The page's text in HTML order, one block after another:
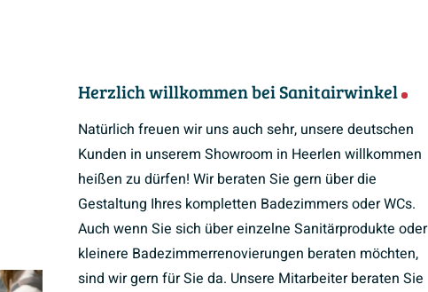
Herzlich willkommen bei Sanitairwinkel
Natürlich freuen wir uns auch sehr, unsere deutschen
Kunden in unserem Showroom in Heerlen willkommen
heißen zu dürfen! Wir beraten Sie gern über die
Gestaltung Ihres kompletten Badezimmers oder WCs.
Auch wenn Sie sich über einzelne Sanitärprodukte oder
kleinere Badezimmerrenovierungen beraten möchten,
sind wir gern für Sie da. Unsere Mitarbeiter beraten Sie